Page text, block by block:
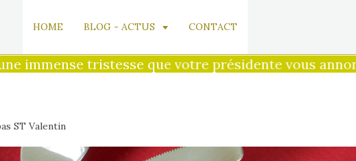
immense tristesse que votre présidente vous
HOME BLOG - ACTUS CONTACT
ST Valentin